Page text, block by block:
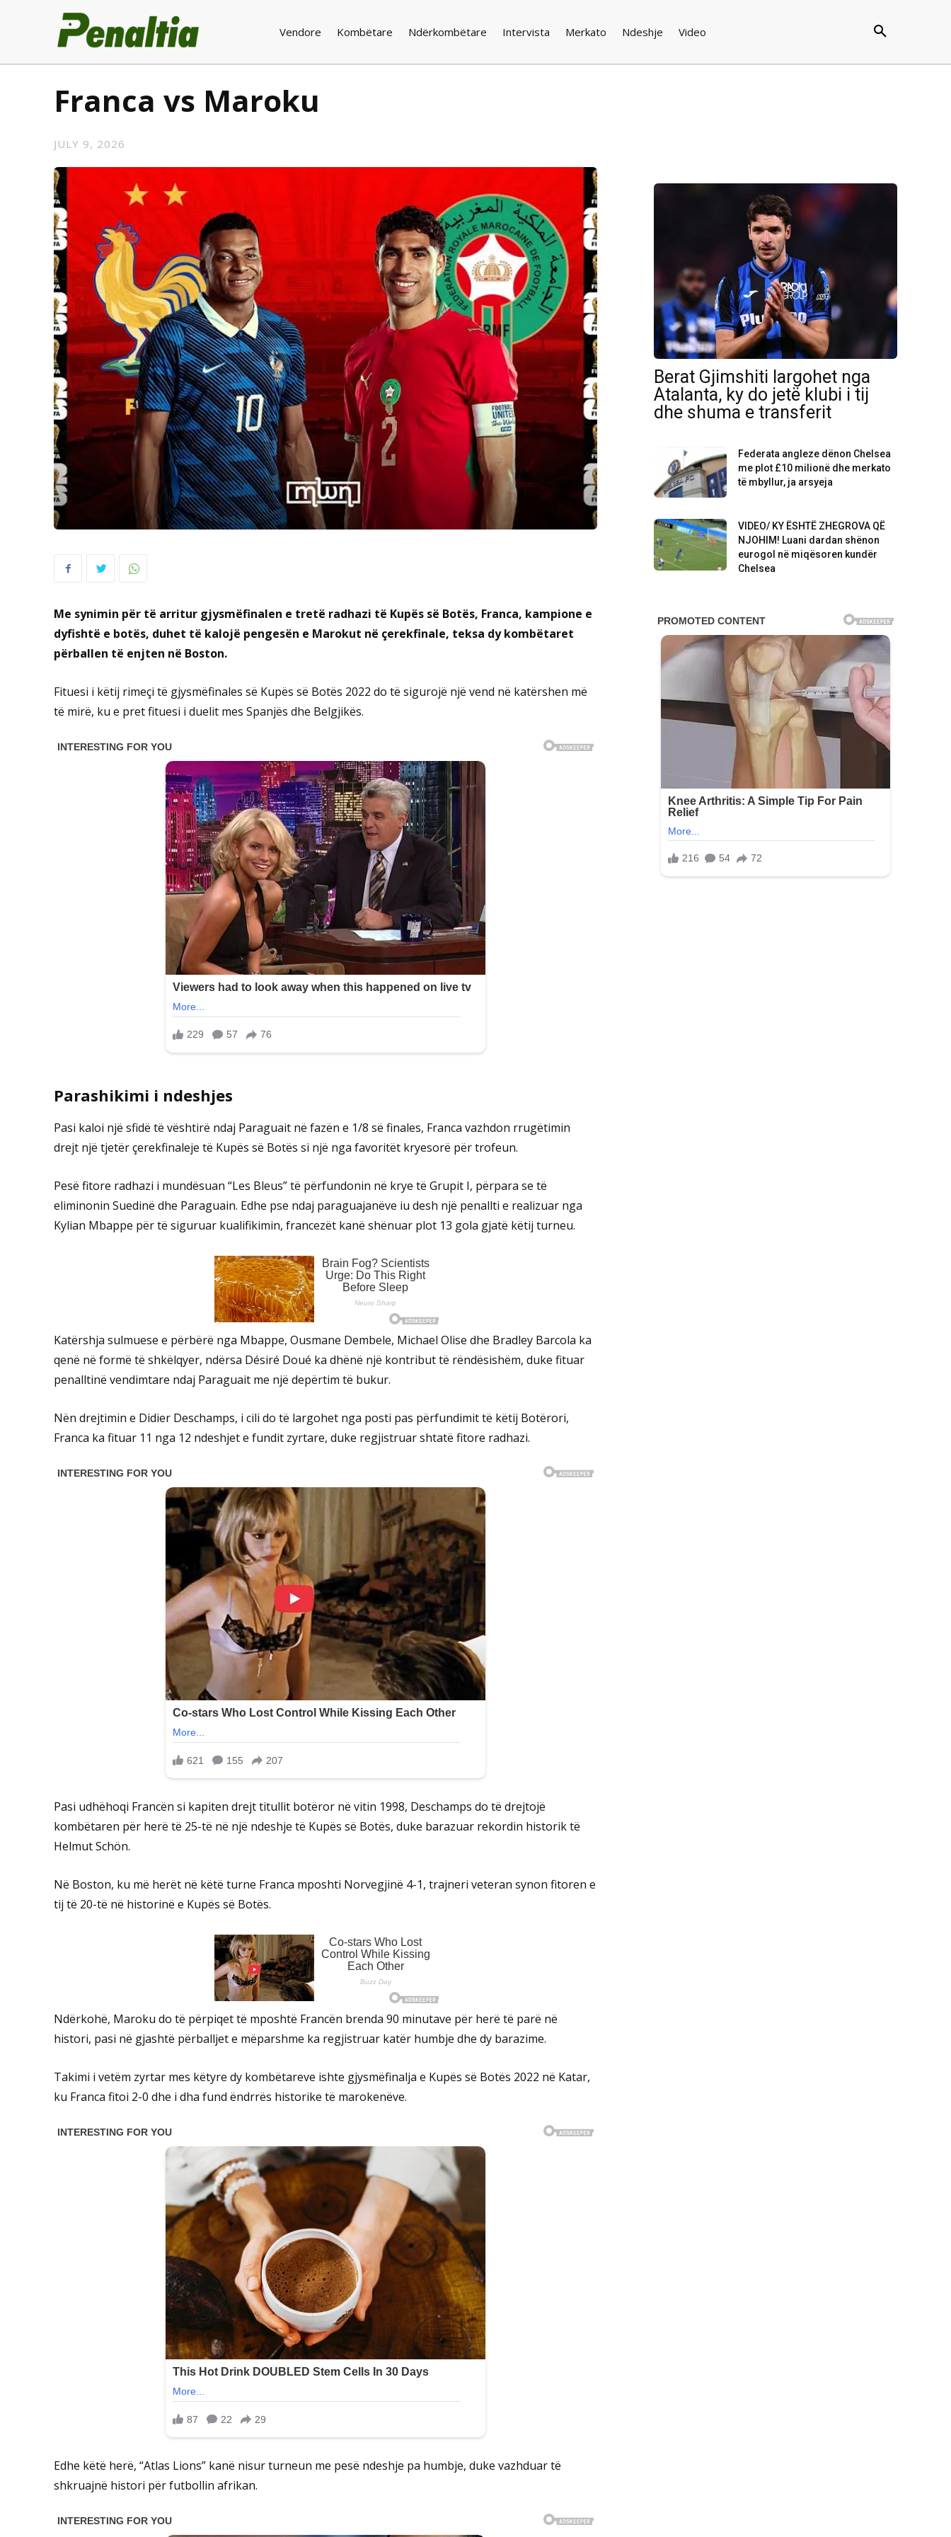
Vendore Kombëtare Ndërkombëtare Intervista Merkato Ndeshje Video
Franca vs Maroku
JULY 9, 2026
Me synimin për të arritur gjysmëfinalen e tretë radhazi të Kupës së Botës, Franca, kampione e
dyfishtë e botës, duhet të kalojë pengesën e Marokut në çerekfinale, teksa dy kombëtaret
përballen të enjten në Boston.
Fituesi i këtij rimeçi të gjysmëfinales së Kupës së Botës 2022 do të sigurojë një vend në katërshen më
të mirë, ku e pret fituesi i duelit mes Spanjës dhe Belgjikës.
Parashikimi i ndeshjes
Pasi kaloi një sfidë të vështirë ndaj Paraguait në fazën e 1/8 së finales, Franca vazhdon rrugëtimin
drejt një tjetër çerekfinaleje të Kupës së Botës si një nga favoritët kryesorë për trofeun.
Pesë fitore radhazi i mundësuan “Les Bleus” të përfundonin në krye të Grupit I, përpara se të
eliminonin Suedinë dhe Paraguain. Edhe pse ndaj paraguajanëve iu desh një penallti e realizuar nga
Kylian Mbappe për të siguruar kualifikimin, francezët kanë shënuar plot 13 gola gjatë këtij turneu.
Katërshja sulmuese e përbërë nga Mbappe, Ousmane Dembele, Michael Olise dhe Bradley Barcola ka
qenë në formë të shkëlqyer, ndërsa Désiré Doué ka dhënë një kontribut të rëndësishëm, duke fituar
penalltinë vendimtare ndaj Paraguait me një depërtim të bukur.
Nën drejtimin e Didier Deschamps, i cili do të largohet nga posti pas përfundimit të këtij Botërori,
Franca ka fituar 11 nga 12 ndeshjet e fundit zyrtare, duke regjistruar shtatë fitore radhazi.
Pasi udhëhoqi Francën si kapiten drejt titullit botëror në vitin 1998, Deschamps do të drejtojë
kombëtaren për herë të 25-të në një ndeshje të Kupës së Botës, duke barazuar rekordin historik të
Helmut Schön.
Në Boston, ku më herët në këtë turne Franca mposhti Norvegjinë 4-1, trajneri veteran synon fitoren e
tij të 20-të në historinë e Kupës së Botës.
Ndërkohë, Maroku do të përpiqet të mposhtë Francën brenda 90 minutave për herë të parë në
histori, pasi në gjashtë përballjet e mëparshme ka regjistruar katër humbje dhe dy barazime.
Takimi i vetëm zyrtar mes këtyre dy kombëtareve ishte gjysmëfinalja e Kupës së Botës 2022 në Katar,
ku Franca fitoi 2-0 dhe i dha fund ëndrrës historike të marokenëve.
Edhe këtë herë, “Atlas Lions” kanë nisur turneun me pesë ndeshje pa humbje, duke vazhduar të
shkruajnë histori për futbollin afrikan.
Berat Gjimshiti largohet nga
Atalanta, ky do jetë klubi i tij
dhe shuma e transferit
Federata angleze dënon Chelsea
me plot £10 milionë dhe merkato
të mbyllur, ja arsyeja
VIDEO/ KY ËSHTË ZHEGROVA QË
NJOHIM! Luani dardan shënon
eurogol në miqësoren kundër
Chelsea